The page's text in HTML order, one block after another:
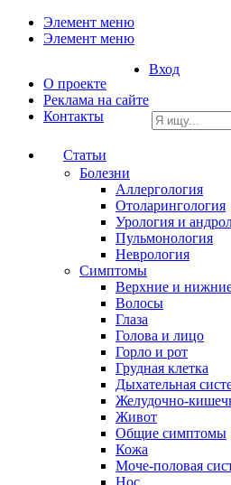
Элемент меню
Элемент меню
О проекте
Реклама на сайте
Контакты
Вход
Статьи
Болезни
Аллергология
Отоларингология
Урология и
Пульмонология
Неврология
Симптомы
Верхние и
Волосы
Глаза
Голова и лицо
Горло и рот
Грудная клетка
Дыхательная
Желудочно-
Живот
Общие симптомы
Кожа
Моче-половая